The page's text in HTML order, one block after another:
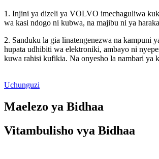
1. Injini ya dizeli ya VOLVO imechaguliwa
wa kasi ndogo ni kubwa, na majibu ni ya haraka
2. Sanduku la gia linatengenezwa na kampuni
hupata udhibiti wa elektroniki, ambayo ni
kuwa rahisi kufikia. Na onyesho la nambari ya
Uchunguzi
Maelezo ya Bidhaa
Vitambulisho vya Bidhaa